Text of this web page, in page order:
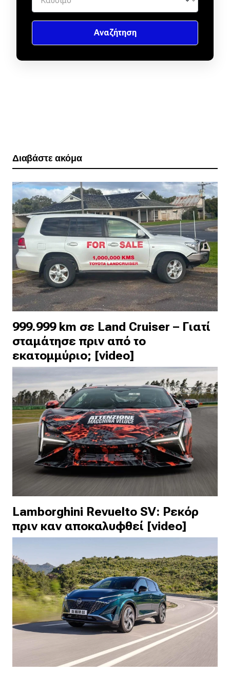
Διαβάστε ακόμα
999.999 km σε Land Cruiser – Γιατί
σταμάτησε πριν από το
εκατομμύριο; [video]
Lamborghini Revuelto SV: Ρεκόρ
πριν καν αποκαλυφθεί [video]